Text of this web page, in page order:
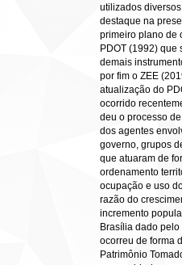
utilizados
destaque na
primeiro plano de
PDOT (1992)
demais
por fim o ZEE
atualização do
ocorrido
deu o processo
dos agentes
governo, grupos
que atuaram de
ordenamento
ocupação e uso
razão do
incremento
Brasília dado
ocorreu de forma
Patrimônio